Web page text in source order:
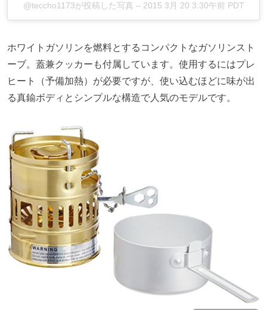
@teccho1173が投稿した写真 – 2015 3月 20 3:30午前 PDT
ホワイトガソリンを燃料とするコンパクトなガソリンスト
ーブ。蓋兼クッカーも付属しています。使用するにはプレ
ヒート（予備加熱）が必要ですが、使い込むほどに味が出
る真鍮ボディとシンプルな構造で人気のモデルです。